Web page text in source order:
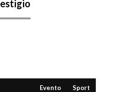
Evento Sport